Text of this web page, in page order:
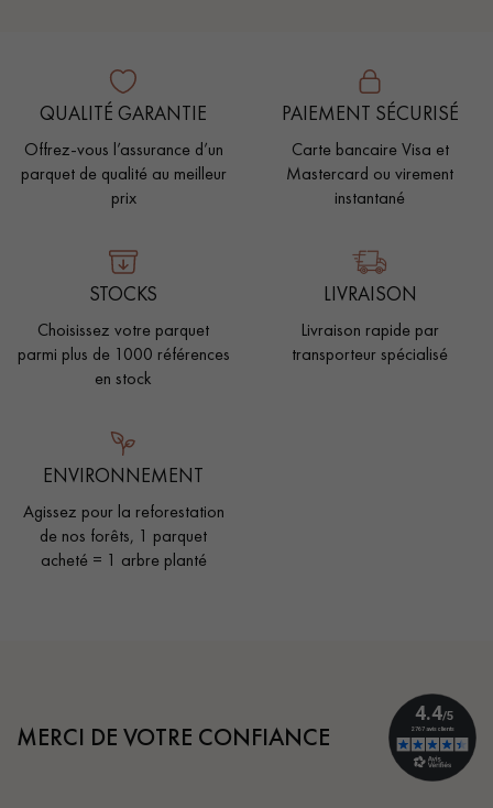
QUALITÉ GARANTIE
Offrez-vous l’assurance d’un
parquet de qualité au meilleur
prix
PAIEMENT SÉCURISÉ
Carte bancaire Visa et
Mastercard ou virement
instantané
STOCKS
Choisissez votre parquet
parmi plus de 1000 références
en stock
LIVRAISON
Livraison rapide par
transporteur spécialisé
ENVIRONNEMENT
Agissez pour la reforestation
de nos forêts, 1 parquet
acheté = 1 arbre planté
MERCI DE VOTRE CONFIANCE